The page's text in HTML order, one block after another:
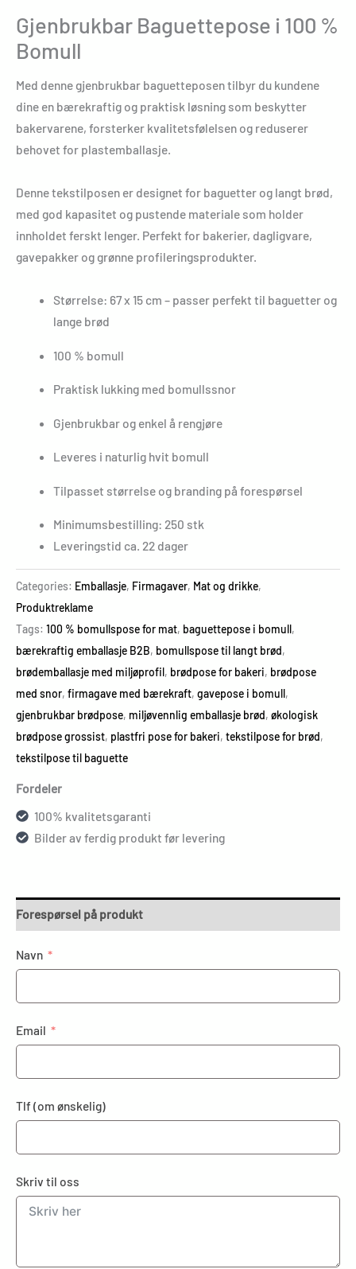
Gjenbrukbar Baguettepose i 100 %
Bomull
Med denne gjenbrukbar baguetteposen tilbyr du kundene
dine en bærekraftig og praktisk løsning som beskytter
bakervarene, forsterker kvalitetsfølelsen og reduserer
behovet for plastemballasje.
Denne tekstilposen er designet for baguetter og langt brød,
med god kapasitet og pustende materiale som holder
innholdet ferskt lenger. Perfekt for bakerier, dagligvare,
gavepakker og grønne profileringsprodukter.
Størrelse: 67 x 15 cm – passer perfekt til baguetter og
lange brød
100 % bomull
Praktisk lukking med bomullssnor
Gjenbrukbar og enkel å rengjøre
Leveres i naturlig hvit bomull
Tilpasset størrelse og branding på forespørsel
Minimumsbestilling: 250 stk
Leveringstid ca. 22 dager
Categories: Emballasje, Firmagaver, Mat og drikke,
Produktreklame
Tags: 100 % bomullspose for mat, baguettepose i bomull,
bærekraftig emballasje B2B, bomullspose til langt brød,
brødemballasje med miljøprofil, brødpose for bakeri, brødpose
med snor, firmagave med bærekraft, gavepose i bomull,
gjenbrukbar brødpose, miljøvennlig emballasje brød, økologisk
brødpose grossist, plastfri pose for bakeri, tekstilpose for brød,
tekstilpose til baguette
Fordeler
100% kvalitetsgaranti
Bilder av ferdig produkt før levering
Forespørsel på produkt
Navn
Email
Tlf (om ønskelig)
Skriv til oss